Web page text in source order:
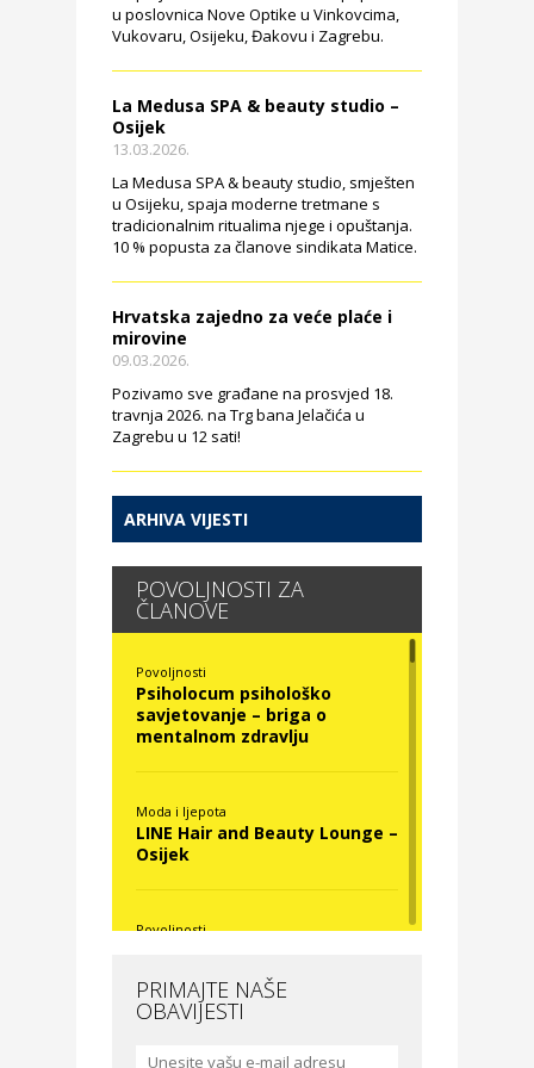
u poslovnica Nove Optike u Vinkovcima,
Vukovaru, Osijeku, Đakovu i Zagrebu.
La Medusa SPA & beauty studio –
Osijek
13.03.2026.
La Medusa SPA & beauty studio, smješten
u Osijeku, spaja moderne tretmane s
tradicionalnim ritualima njege i opuštanja.
10 % popusta za članove sindikata Matice.
Hrvatska zajedno za veće plaće i
mirovine
09.03.2026.
Pozivamo sve građane na prosvjed 18.
travnja 2026. na Trg bana Jelačića u
Zagrebu u 12 sati!
ARHIVA VIJESTI
POVOLJNOSTI ZA
ČLANOVE
Povoljnosti
Psiholocum psihološko
savjetovanje – briga o
mentalnom zdravlju
Moda i ljepota
LINE Hair and Beauty Lounge –
Osijek
Povoljnosti
Moda i ljepota
PRIMAJTE NAŠE
OBAVIJESTI